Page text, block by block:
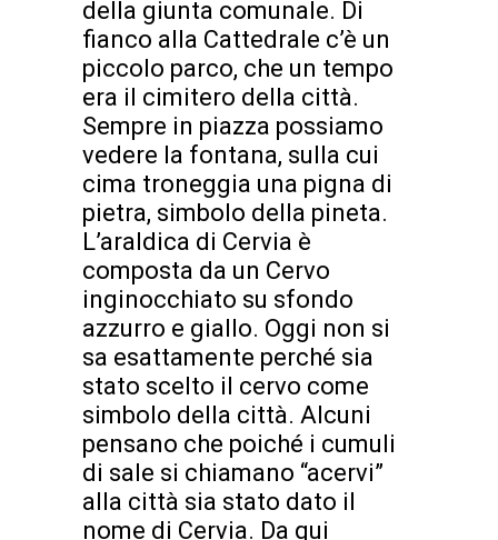
della giunta comunale. Di
fianco alla Cattedrale c’è un
piccolo parco, che un tempo
era il cimitero della città.
Sempre in piazza possiamo
vedere la fontana, sulla cui
cima troneggia una pigna di
pietra, simbolo della pineta.
L’araldica di Cervia è
composta da un Cervo
inginocchiato su sfondo
azzurro e giallo. Oggi non si
sa esattamente perché sia
stato scelto il cervo come
simbolo della città. Alcuni
pensano che poiché i cumuli
di sale si chiamano “acervi”
alla città sia stato dato il
nome di Cervia. Da qui